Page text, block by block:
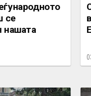
се
нашата